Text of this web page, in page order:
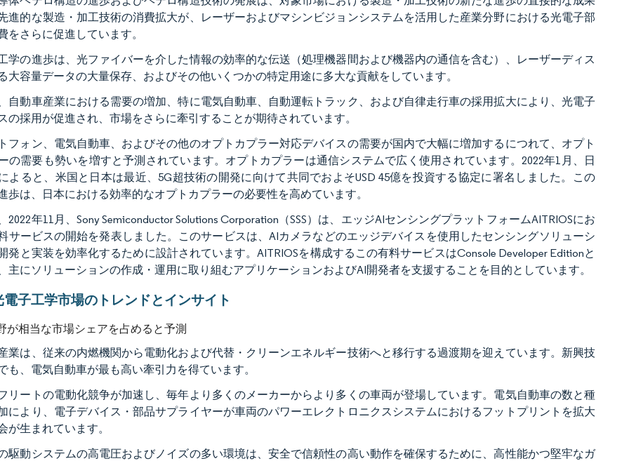
進的な製造・加工技術の消費拡大が、レーザーおよびマシンビジョンシステムを活用した産業分野における光電子部
をさらに促進しています。
学の進歩は、光ファイバーを介した情報の効率的な伝送（処理機器間および機器内の通信を含む）、レーザーディス
大容量データの大量保存、およびその他いくつかの特定用途に多大な貢献をしています。
自動車産業における需要の増加、特に電気自動車、自動運転トラック、および自律走行車の採用拡大により、光電子
の採用が促進され、市場をさらに牽引することが期待されています。
フォン、電気自動車、およびその他のオプトカプラー対応デバイスの需要が国内で大幅に増加するにつれて、オプト
の需要も勢いを増すと予測されています。オプトカプラーは通信システムで広く使用されています。2022年1月、日
よると、米国と日本は最近、5G超技術の開発に向けて共同でおよそUSD 45億を投資する協定に署名しました。この
歩は、日本における効率的なオプトカプラーの必要性を高めています。
2022年11月、Sony Semiconductor Solutions Corporation（SSS）は、エッジAIセンシングプラットフォームAITRIOSにお
サービスの開始を発表しました。このサービスは、AIカメラなどのエッジデバイスを使用したセンシングソリューシ
発と実装を効率化するために設計されています。AITRIOSを構成するこの有料サービスはConsole Developer Editionと
主にソリューションの作成・運用に取り組むアプリケーションおよびAI開発者を支援することを目的としています。
電子工学市場のトレンドとインサイト
が相当な市場シェアを占めると予測
業は、従来の内燃機関から電動化および代替・クリーンエネルギー技術へと移行する過渡期を迎えています。新興技
も、電気自動車が最も高い牽引力を得ています。
リートの電動化競争が加速し、毎年より多くのメーカーからより多くの車両が登場しています。電気自動車の数と種
により、電子デバイス・部品サプライヤーが車両のパワーエレクトロニクスシステムにおけるフットプリントを拡大
が生まれています。
駆動システムの高電圧およびノイズの多い環境は、安全で信頼性の高い動作を確保するために、高性能かつ堅牢なガ